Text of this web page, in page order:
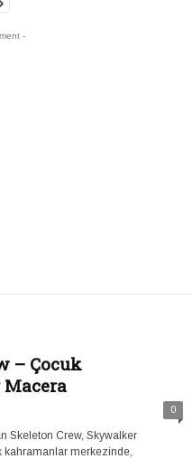
-
– Çocuk
0
Skeleton Crew, Skywalker
kahramanlar merkezinde,